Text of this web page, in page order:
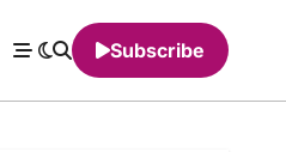
Subscribe